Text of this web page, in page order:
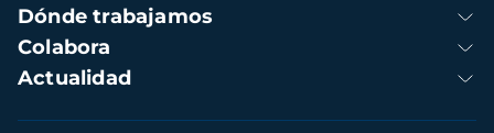
Dónde trabajamos
Colabora
Actualidad